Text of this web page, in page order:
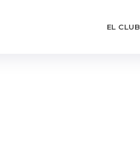
EL CLUB